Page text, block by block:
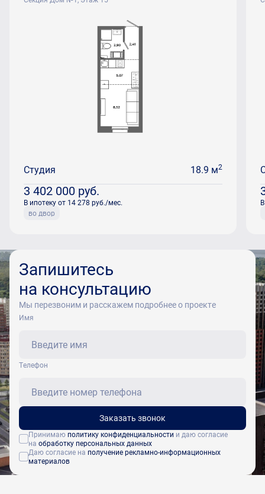
Студия 18.9 м2
3 402 000 руб.
В ипотеку от 14 278 руб./мес.
во двор
Запишитесь
на консультацию
Мы перезвоним и расскажем подробнее о проекте
Имя
Tелефон
Заказать звонок
Принимаю политику конфиденциальности и даю согласие
на обработку персональных данных
Даю согласие на получение рекламно-информационных
материалов